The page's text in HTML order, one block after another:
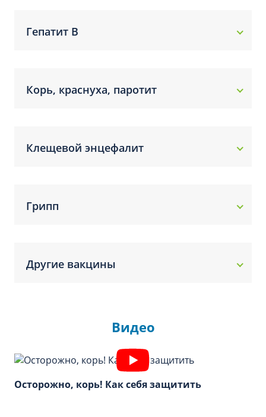
Гепатит В
Корь, краснуха, паротит
Клещевой энцефалит
Грипп
Другие вакцины
Видео
Осторожно, корь! Как себя защитить